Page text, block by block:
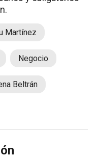
Martínez
Negocio
Beltrán